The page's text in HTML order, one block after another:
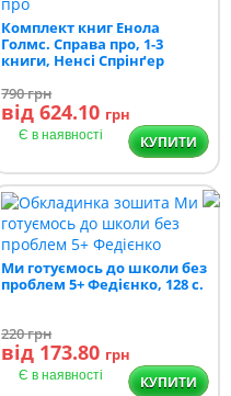
Комплект книг Енола
Голмс. Справа про, 1-3
книги, Ненсі Спрінґер
790грн
від 624.10 грн
Є в наявності КУПИТИ
Ми готуємось до школи без
проблем 5+ Федієнко, 128 с.
220грн
від 173.80 грн
Є в наявності КУПИТИ